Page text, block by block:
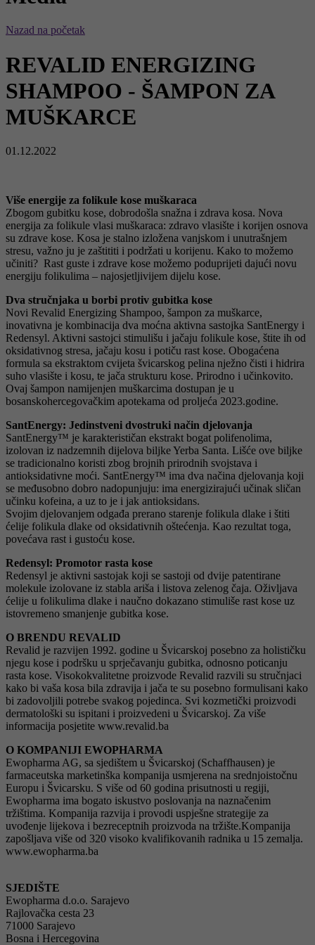
Nazad na početak
REVALID ENERGIZING
SHAMPOO - ŠAMPON ZA
MUŠKARCE
01.12.2022
Više energije za folikule kose muškaraca
Zbogom gubitku kose, dobrodošla snažna i zdrava kosa. Nova
energija za folikule vlasi muškaraca: zdravo vlasište i korijen osnova
su zdrave kose. Kosa je stalno izložena vanjskom i unutrašnjem
stresu, važno ju je zaštititi i podržati u korijenu. Kako to možemo
učiniti? Rast guste i zdrave kose možemo poduprijeti dajući novu
energiju folikulima – najosjetljivijem dijelu kose.
Dva stručnjaka u borbi protiv gubitka kose
Novi Revalid Energizing Shampoo, šampon za muškarce,
inovativna je kombinacija dva moćna aktivna sastojka SantEnergy i
Redensyl. Aktivni sastojci stimulišu i jačaju folikule kose, štite ih od
oksidativnog stresa, jačaju kosu i potiču rast kose. Obogaćena
formula sa ekstraktom cvijeta švicarskog pelina nježno čisti i hidrira
suho vlasište i kosu, te jača strukturu kose. Prirodno i učinkovito.
Ovaj šampon namijenjen muškarcima dostupan je u
bosanskohercegovačkim apotekama od proljeća 2023.godine.
SantEnergy: Jedinstveni dvostruki način djelovanja
SantEnergy™ je karakterističan ekstrakt bogat polifenolima,
izolovan iz nadzemnih dijelova biljke Yerba Santa. Lišće ove biljke
se tradicionalno koristi zbog brojnih prirodnih svojstava i
antioksidativne moći. SantEnergy™ ima dva načina djelovanja koji
se međusobno dobro nadopunjuju: ima energizirajući učinak sličan
učinku kofeina, a uz to je i jak antioksidans.
Svojim djelovanjem odgađa prerano starenje folikula dlake i štiti
ćelije folikula dlake od oksidativnih oštećenja. Kao rezultat toga,
povećava rast i gustoću kose.
Redensyl: Promotor rasta kose
Redensyl je aktivni sastojak koji se sastoji od dvije patentirane
molekule izolovane iz stabla ariša i listova zelenog čaja. Oživljava
ćelije u folikulima dlake i naučno dokazano stimuliše rast kose uz
istovremeno smanjenje gubitka kose.
O BRENDU REVALID
Revalid je razvijen 1992. godine u Švicarskoj posebno za holističku
njegu kose i podršku u sprječavanju gubitka, odnosno poticanju
rasta kose. Visokokvalitetne proizvode Revalid razvili su stručnjaci
kako bi vaša kosa bila zdravija i jača te su posebno formulisani kako
bi zadovoljili potrebe svakog pojedinca. Svi kozmetički proizvodi
dermatološki su ispitani i proizvedeni u Švicarskoj. Za više
informacija posjetite www.revalid.ba
O KOMPANIJI EWOPHARMA
Ewopharma AG, sa sjedištem u Švicarskoj (Schaffhausen) je
farmaceutska marketinška kompanija usmjerena na srednjoistočnu
Europu i Švicarsku. S više od 60 godina prisutnosti u regiji,
Ewopharma ima bogato iskustvo poslovanja na naznačenim
tržištima. Kompanija razvija i provodi uspješne strategije za
uvođenje lijekova i bezreceptnih proizvoda na tržište.Kompanija
zapošljava više od 320 visoko kvalifikovanih radnika u 15 zemalja.
www.ewopharma.ba
SJEDIŠTE
Ewopharma d.o.o. Sarajevo
Rajlovačka cesta 23
71000 Sarajevo
Bosna i Hercegovina
Zweck